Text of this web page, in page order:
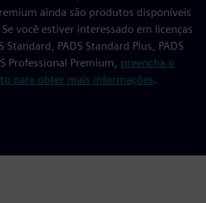
ainda são produtos disponíveis
você estiver interessado em licenças
Standard, PADS Standard Plus, PADS
Professional Premium, preencha o
para obter mais informações.